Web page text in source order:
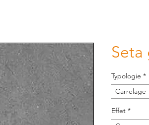
Typologie *
Carrelage
Effet *